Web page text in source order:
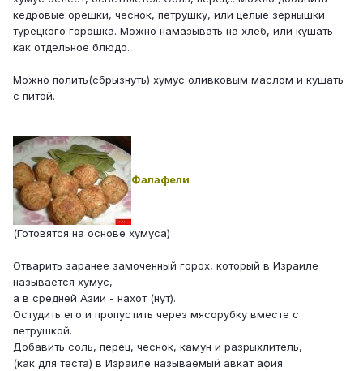
кедровые орешки, чеснок, петрушку, или целые зернышки
турецкого горошка. Можно намазывать на хлеб, или кушать
как отдельное блюдо.
Можно полить(сбрызнуть) хумус оливковым маслом и кушать
с питой.
Фалафели
(Готовятся на основе хумуса)
Отварить заранее замоченный горох, который в Израиле
называется хумус,
а в средней Азии - нахот (нут).
Остудить его и пропустить через мясорубку вместе с
петрушкой.
Добавить соль, перец, чеснок, камун и разрыхлитель,
(как для теста) в Израиле называемый авкат афия.